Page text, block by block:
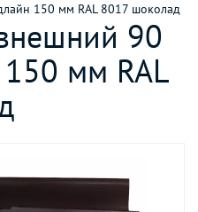
150 мм RAL 8017 шоколад
90
150 мм RAL